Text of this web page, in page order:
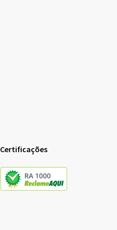
Certificações